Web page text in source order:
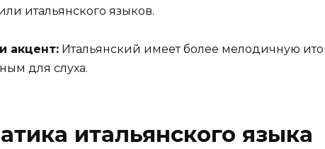
итальянского языков.
акцент: Итальянский имеет более мелодичную
для слуха.
итальянского языка